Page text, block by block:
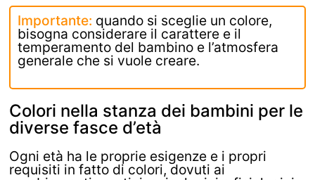
Importante: quando si sceglie un colore,
bisogna considerare il carattere e il
temperamento del bambino e l’atmosfera
generale che si vuole creare.
Colori nella stanza dei bambini per le
diverse fasce d’età
Ogni età ha le proprie esigenze e i propri
requisiti in fatto di colori, dovuti ai